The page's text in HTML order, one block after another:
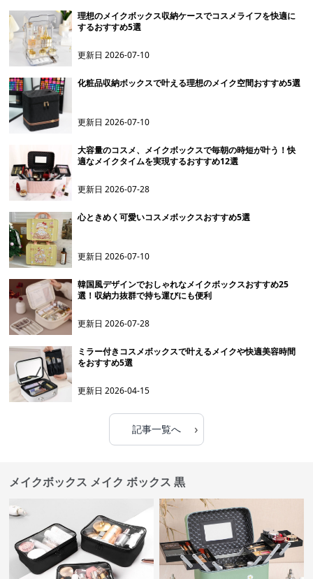
理想のメイクボックス収納ケースでコスメライフを快適に
するおすすめ5選
更新日2026-07-10
化粧品収納ボックスで叶える理想のメイク空間おすすめ5選
更新日2026-07-10
大容量のコスメ、メイクボックスで毎朝の時短が叶う！快
適なメイクタイムを実現するおすすめ12選
更新日2026-07-28
心ときめく可愛いコスメボックスおすすめ5選
更新日2026-07-10
韓国風デザインでおしゃれなメイクボックスおすすめ25
選！収納力抜群で持ち運びにも便利
更新日2026-07-28
ミラー付きコスメボックスで叶えるメイクや快適美容時間
をおすすめ5選
更新日2026-04-15
記事一覧へ ›
メイクボックス メイク ボックス 黒